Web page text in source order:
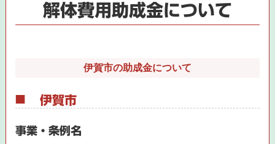
解体費用助成金について
伊賀市の助成金について
伊賀市
事業・条例名